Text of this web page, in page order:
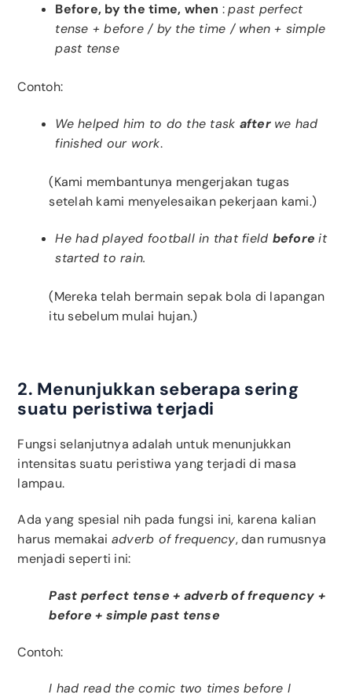
Before, by the time, when :past perfect
tense + before / by the time / when + simple
past tense
Contoh:
We helped him to do the task after we had
finished our work.
(Kami membantunya mengerjakan tugas
setelah kami menyelesaikan pekerjaan kami.)
He had played football in that field beforeit
started to rain.
(Mereka telah bermain sepak bola di lapangan
itu sebelum mulai hujan.)
2. Menunjukkan seberapa sering
suatu peristiwa terjadi
Fungsi selanjutnya adalah untuk menunjukkan
intensitas suatu peristiwa yang terjadi di masa
lampau.
Ada yang spesial nih pada fungsi ini, karena kalian
harus memakai adverb of frequency, dan rumusnya
menjadi seperti ini:
Past perfect tense + adverb of frequency +
before + simple past tense
Contoh:
I had read the comic two times before I